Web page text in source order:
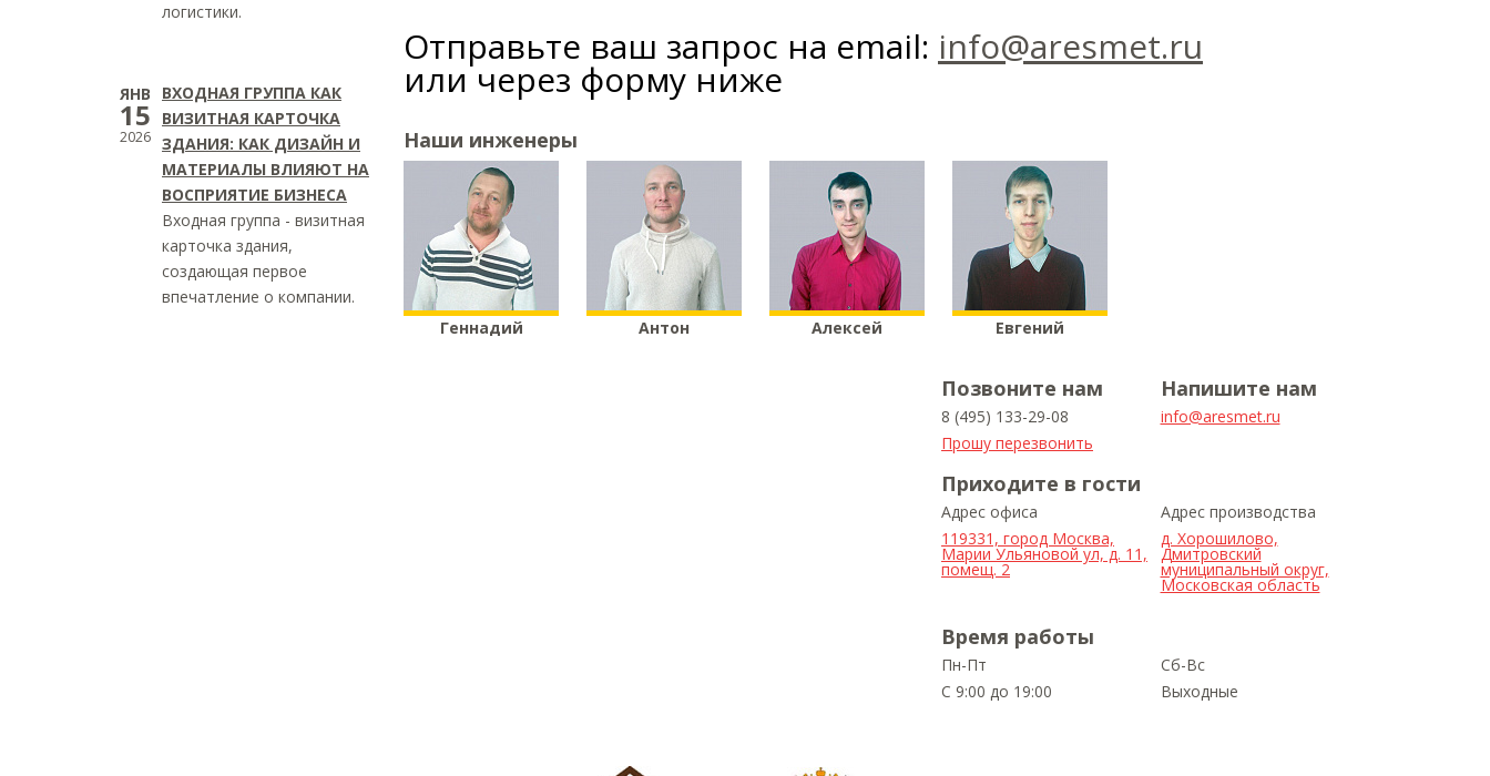
Отправьте ваш запрос на email: info@aresmet.ru
или через форму ниже
Наши инженеры
Геннадий Антон Алексей Евгений
Позвоните нам
8 (495) 133-29-08
Прошу перезвонить
Напишите нам
info@aresmet.ru
Приходите в гости
Адрес офиса
119331, город Москва,
Марии Ульяновой ул, д. 11,
помещ. 2
Адрес производства
д. Хорошилово,
Дмитровский
муниципальный округ,
Московская область
Время работы
Пн-Пт
С 9:00 до 19:00
Сб-Вс
Выходные
логистики.
ЯНВ
15
2026
ВХОДНАЯ ГРУППА КАК
ВИЗИТНАЯ КАРТОЧКА
ЗДАНИЯ: КАК ДИЗАЙН И
МАТЕРИАЛЫ ВЛИЯЮТ НА
ВОСПРИЯТИЕ БИЗНЕСА
Входная группа - визитная
карточка здания,
создающая первое
впечатление о компании.